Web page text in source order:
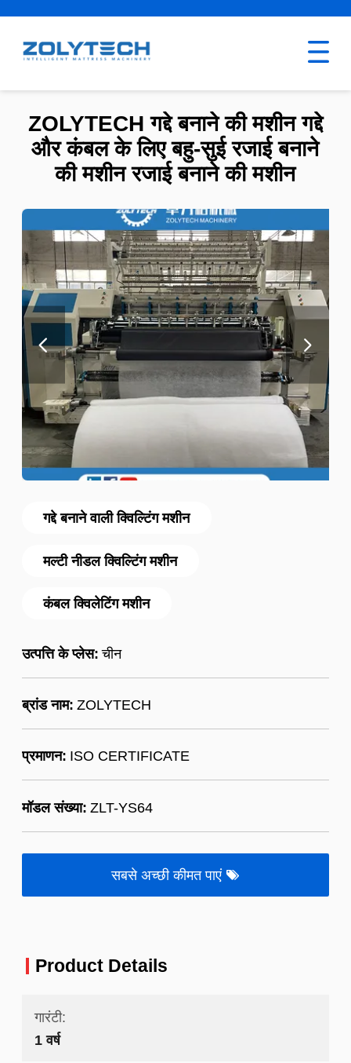
गद्दे बनाने वाली क्विल्टिंग मशीन
मल्टी नीडल क्विल्टिंग मशीन
कंबल क्विलेटिंग मशीन
उत्पत्ति के प्लेस: चीन
ब्रांड नाम: ZOLYTECH
प्रमाणन: ISO CERTIFICATE
मॉडल संख्या: ZLT-YS64
सबसे अच्छी कीमत पाएं
ZOLYTECH गद्दे बनाने की मशीन गद्दे
और कंबल के लिए बहु-सुई रजाई बनाने
की मशीन रजाई बनाने की मशीन
Product Details
गारंटी:
1 वर्ष